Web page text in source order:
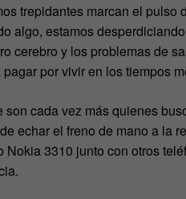
trepidantes marcan el
algo, estamos
cerebro y los problemas de
pagar por vivir en los tiempos
son cada vez más quienes
echar el freno de mano a la
Nokia 3310 junto con otros